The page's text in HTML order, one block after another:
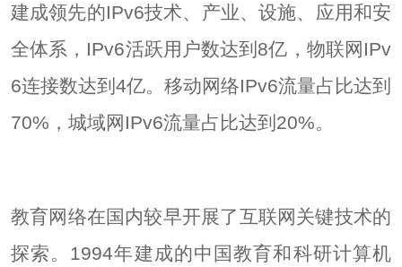
建成领先的IPv6技术、产业、设施、应用和安
全体系，IPv6活跃用户数达到8亿，物联网IPv
6连接数达到4亿。移动网络IPv6流量占比达到
70%，城域网IPv6流量占比达到20%。
教育网络在国内较早开展了互联网关键技术的
探索。1994年建成的中国教育和科研计算机